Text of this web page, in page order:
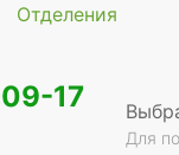
Отделения
17
Для